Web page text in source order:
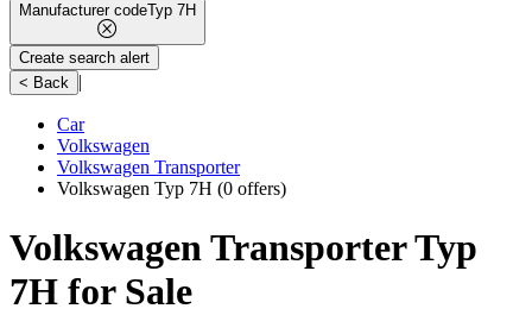
Manufacturer codeTyp 7H
Create search alert
< Back |
Car
Volkswagen
Volkswagen Transporter
Volkswagen Typ 7H (0 offers)
Volkswagen Transporter Typ
7H for Sale